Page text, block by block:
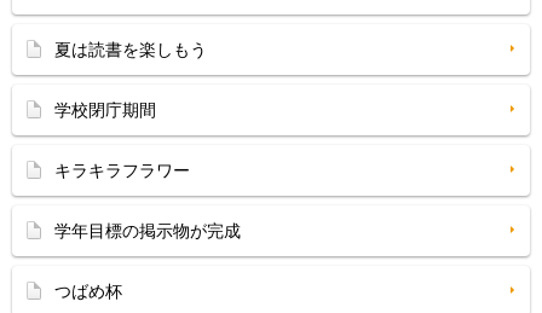
夏は読書を楽しもう
学校閉庁期間
キラキラフラワー
学年目標の掲示物が完成
つばめ杯